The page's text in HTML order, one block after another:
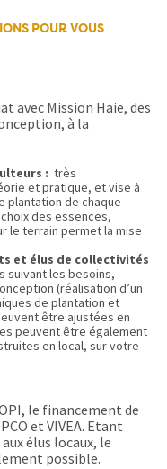
POUR VOUS
avec Mission Haie, des
à la
: très
et pratique, et vise à
plantation de chaque
des essences,
le terrain permet la mise
et élus de collectivités
suivant les besoins,
(réalisation d’un
de plantation et
être ajustées en
peuvent être également
en local, sur votre
le financement de
et VIVEA. Etant
élus locaux, le
possible.